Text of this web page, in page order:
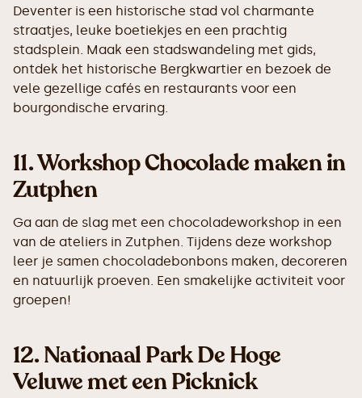
Deventer is een historische stad vol charmante
straatjes, leuke boetiekjes en een prachtig
stadsplein. Maak een stadswandeling met gids,
ontdek het historische Bergkwartier en bezoek de
vele gezellige cafés en restaurants voor een
bourgondische ervaring.
11.Workshop Chocolade maken in
Zutphen
Ga aan de slag met een chocoladeworkshop in een
van de ateliers in Zutphen. Tijdens deze workshop
leer je samen chocoladebonbons maken, decoreren
en natuurlijk proeven. Een smakelijke activiteit voor
groepen!
12.Nationaal Park De Hoge
Veluwe met een Picknick